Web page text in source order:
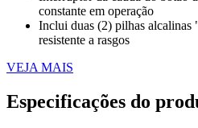
constante em operação
Inclui duas (2) pilhas
resistente a rasgos
VEJA MAIS
Especificações do